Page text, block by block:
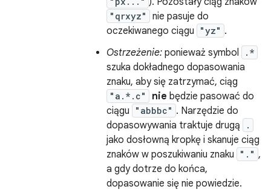
"qrxyz"
nie pasuje do
oczekiwanego ciągu
"yz" .
Ostrzeżenie: ponieważ symbol .*
szuka dokładnego dopasowania
znaku, aby się zatrzymać, ciąg
"a.*.c" nie będzie pasować do
ciągu
"abbbc" . Narzędzie do
dopasowywania traktuje drugą
.
jako dosłowną kropkę i skanuje ciąg
znaków w poszukiwaniu znaku
"." ,
a gdy dotrze do końca,
dopasowanie się nie powiedzie.